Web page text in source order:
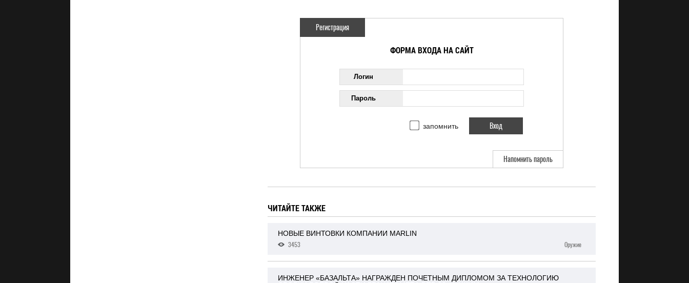
Регистрация
ФОРМА ВХОДА НА САЙТ
Логин
Пароль
запомнить
Напомнить пароль
ЧИТАЙТЕ ТАКЖЕ
НОВЫЕ ВИНТОВКИ КОМПАНИИ MARLIN
3453
Оружие
ИНЖЕНЕР «БАЗАЛЬТА» НАГРАЖДЕН ПОЧЕТНЫМ ДИПЛОМОМ ЗА ТЕХНОЛОГИЮ